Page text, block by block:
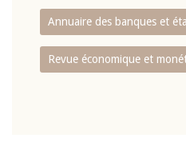
Annuaire des banques et
Revue économique et